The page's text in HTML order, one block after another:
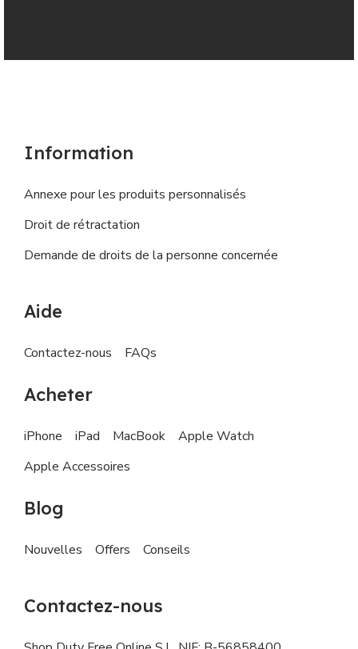
Information
Annexe pour les produits personnalisés
Droit de rétractation
Demande de droits de la personne concernée
Aide
Contactez-nous FAQs
Acheter
iPhone iPad MacBook
Apple Watch
Apple Accessoires
Blog
Nouvelles Offers Conseils
Contactez-nous